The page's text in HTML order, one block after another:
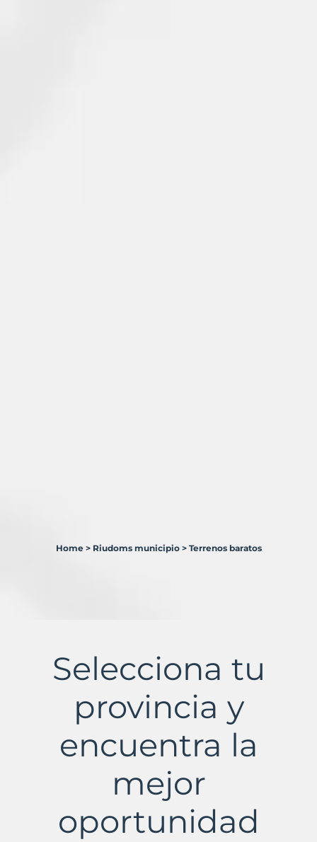
Murbalands
Home > Riudoms municipio > Terrenos baratos
Selecciona tu
provincia y
encuentra la
mejor
oportunidad